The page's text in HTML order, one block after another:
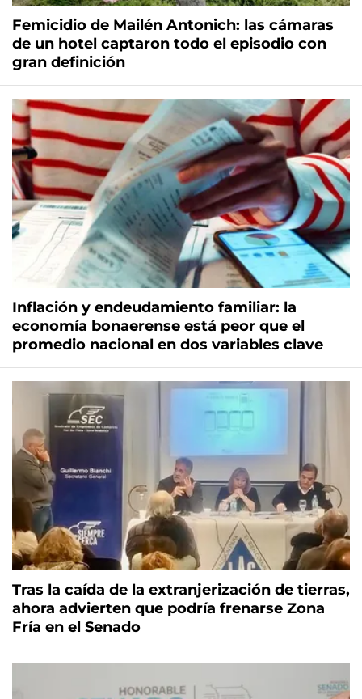
Femicidio de Mailén Antonich: las cámaras
de un hotel captaron todo el episodio con
gran definición
Inflación y endeudamiento familiar: la
economía bonaerense está peor que el
promedio nacional en dos variables clave
Tras la caída de la extranjerización de tierras,
ahora advierten que podría frenarse Zona
Fría en el Senado